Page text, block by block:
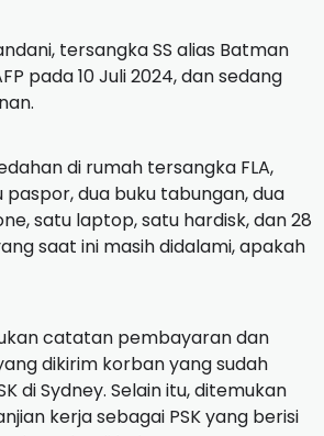
tersangka SS alias Batman
pada 10 Juli 2024, dan sedang
di rumah tersangka FLA,
dua buku tabungan, dua
satu laptop, satu hardisk, dan 28
saat ini masih didalami, apakah
catatan pembayaran dan
dikirim korban yang sudah
di Sydney. Selain itu, ditemukan
kerja sebagai PSK yang berisi